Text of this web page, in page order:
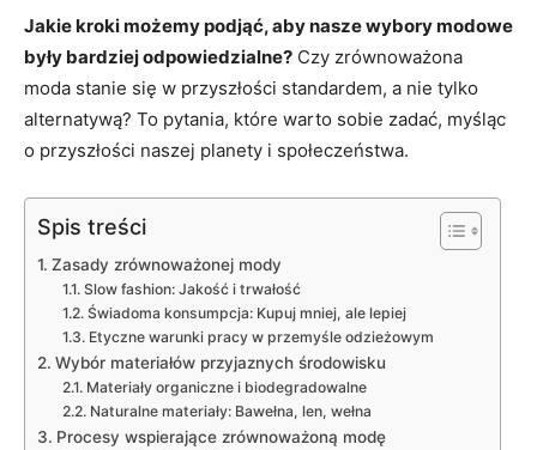
Jakie kroki możemy podjąć, aby nasze wybory modowe
były bardziej odpowiedzialne? Czy zrównoważona
moda stanie się w przyszłości standardem, a nie tylko
alternatywą? To pytania, które warto sobie zadać, myśląc
o przyszłości naszej planety i społeczeństwa.
Spis treści
Zasady zrównoważonej mody
Slow fashion: Jakość i trwałość
Świadoma konsumpcja: Kupuj mniej, ale lepiej
Etyczne warunki pracy w przemyśle odzieżowym
Wybór materiałów przyjaznych środowisku
Materiały organiczne i biodegradowalne
Naturalne materiały: Bawełna, len, wełna
Procesy wspierające zrównoważoną modę